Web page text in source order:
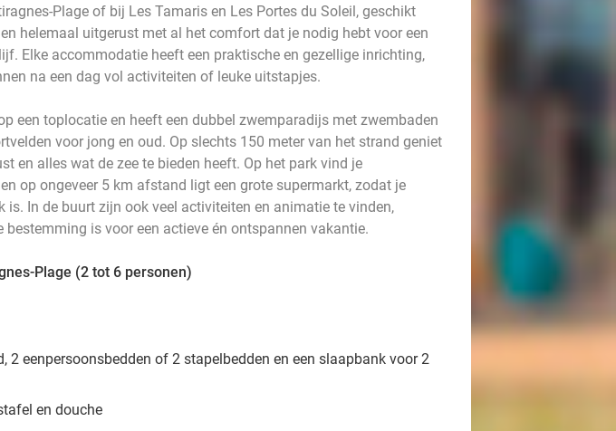
Plage of bij Les Tamaris en Les Portes du Soleil, geschikt
helemaal uitgerust met al het comfort dat je nodig hebt voor een
Elke accommodatie heeft een praktische en gezellige inrichting,
na een dag vol activiteiten of leuke uitstapjes.
een toplocatie en heeft een dubbel zwemparadijs met zwembaden
voor jong en oud. Op slechts 150 meter van het strand geniet
en alles wat de zee te bieden heeft. Op het park vind je
op ongeveer 5 km afstand ligt een grote supermarkt, zodat je
is. In de buurt zijn ook veel activiteiten en animatie te vinden,
bestemming is voor een actieve én ontspannen vakantie.
Plage (2 tot 6 personen)
2 eenpersoonsbedden of 2 stapelbedden en een slaapbank voor 2
en douche